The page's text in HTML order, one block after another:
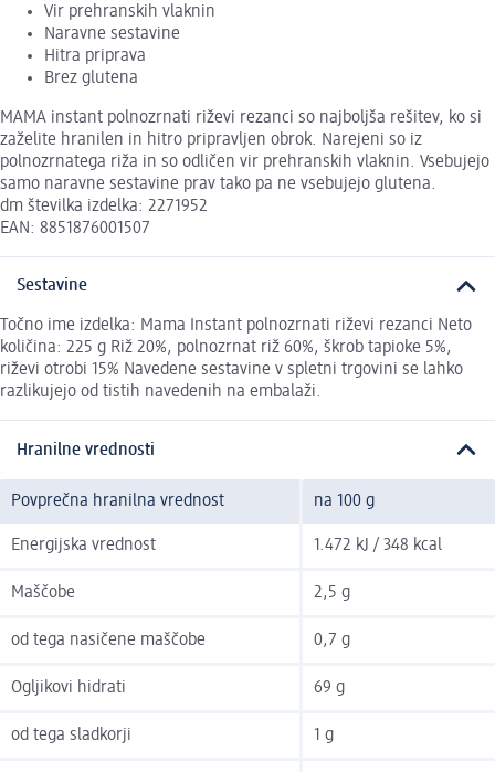
Vir prehranskih vlaknin
Naravne sestavine
Hitra priprava
Brez glutena
MAMA instant polnozrnati riževi rezanci so najboljša rešitev, ko si
zaželite hranilen in hitro pripravljen obrok. Narejeni so iz
polnozrnatega riža in so odličen vir prehranskih vlaknin. Vsebujejo
samo naravne sestavine prav tako pa ne vsebujejo glutena.
dm številka izdelka: 2271952
EAN: 8851876001507
Sestavine
Točno ime izdelka: Mama Instant polnozrnati riževi rezanci Neto
količina: 225 g Riž 20%, polnozrnat riž 60%, škrob tapioke 5%,
riževi otrobi 15% Navedene sestavine v spletni trgovini se lahko
razlikujejo od tistih navedenih na embalaži.
Hranilne vrednosti
Povprečna hranilna vrednost na 100 g
Energijska vrednost 1.472 kJ / 348 kcal
Maščobe 2,5 g
od tega nasičene maščobe 0,7 g
Ogljikovi hidrati 69 g
od tega sladkorji 1 g